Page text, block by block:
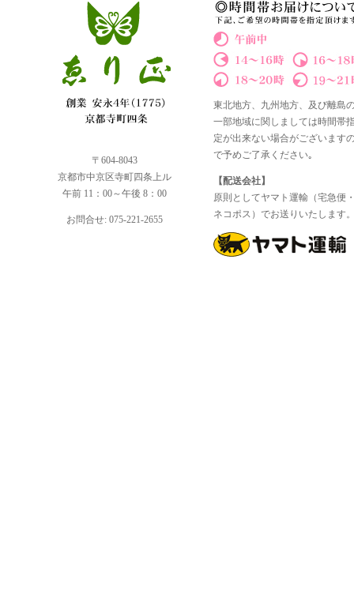
〒604-8043
京都市中京区寺町四条上ル
午前 11：00～午後 8：00
お問合せ: 075-221-2655
東北地方、九州地方、及び離島
一部地域に関しましては時間帯
定が出来ない場合がございます
で予めご了承ください｡
【配送会社】
原則としてヤマト運輸（宅急便
ネコポス）でお送りいたします